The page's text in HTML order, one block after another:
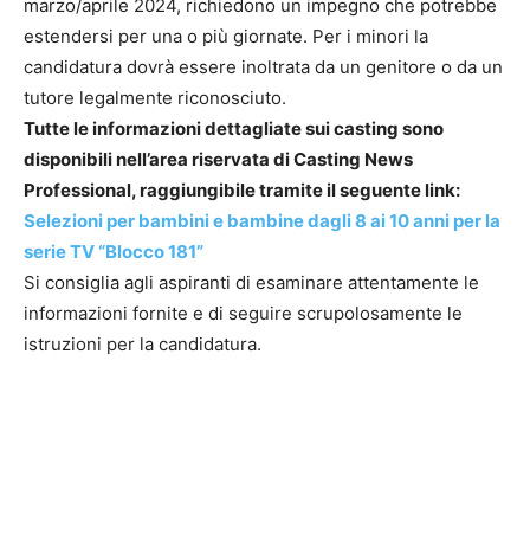
marzo/aprile 2024, richiedono un impegno che potrebbe
estendersi per una o più giornate. Per i minori la
candidatura dovrà essere inoltrata da un genitore o da un
tutore legalmente riconosciuto.
Tutte le informazioni dettagliate sui casting sono
disponibili nell’area riservata di Casting News
Professional, raggiungibile tramite il seguente link:
Selezioni per bambini e bambine dagli 8 ai 10 anni per la
serie TV “Blocco 181”
Si consiglia agli aspiranti di esaminare attentamente le
informazioni fornite e di seguire scrupolosamente le
istruzioni per la candidatura.